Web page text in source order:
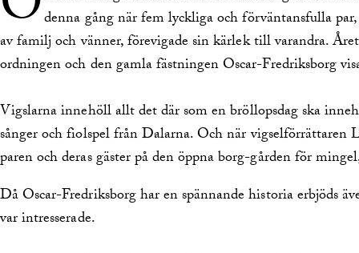
denna gång när fem lyckliga och förväntansfulla
av familj och vänner, förevigade sin kärlek till varandra.
ordningen och den gamla fästningen Oscar-Fredriksborg
Vigslarna innehöll allt det där som en bröllopsdag ska
sånger och fiolspel från Dalarna. Och när vigselförrättaren
paren och deras gäster på den öppna borg-gården för
Då Oscar-Fredriksborg har en spännande historia erbjöds
var intresserade.